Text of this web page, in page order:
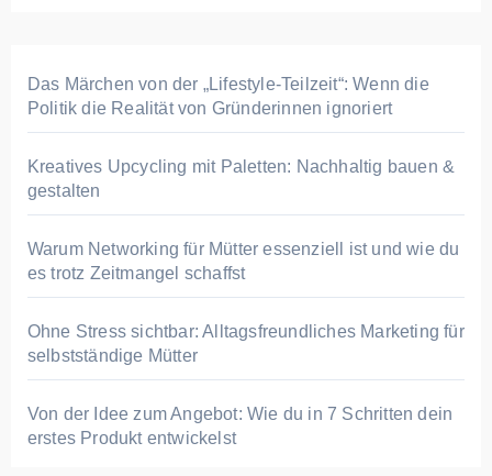
Das Märchen von der „Lifestyle-Teilzeit“: Wenn die
Politik die Realität von Gründerinnen ignoriert
Kreatives Upcycling mit Paletten: Nachhaltig bauen &
gestalten
Warum Networking für Mütter essenziell ist und wie du
es trotz Zeitmangel schaffst
Ohne Stress sichtbar: Alltagsfreundliches Marketing für
selbstständige Mütter
Von der Idee zum Angebot: Wie du in 7 Schritten dein
erstes Produkt entwickelst